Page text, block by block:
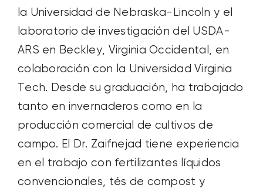
la Universidad de Nebraska-Lincoln y el
laboratorio de investigación del USDA-
ARS en Beckley, Virginia Occidental, en
colaboración con la Universidad Virginia
Tech. Desde su graduación, ha trabajado
tanto en invernaderos como en la
producción comercial de cultivos de
campo. El Dr. Zaifnejad tiene experiencia
en el trabajo con fertilizantes líquidos
convencionales, tés de compost y